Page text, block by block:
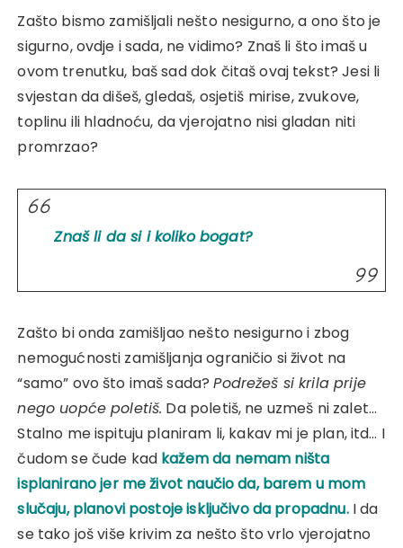
Zašto bismo zamišljali nešto nesigurno, a ono što je
sigurno, ovdje i sada, ne vidimo? Znaš li što imaš u
ovom trenutku, baš sad dok čitaš ovaj tekst? Jesi li
svjestan da dišeš, gledaš, osjetiš mirise, zvukove,
toplinu ili hladnoću, da vjerojatno nisi gladan niti
promrzao?
Znaš li da si i koliko bogat?
Zašto bi onda zamišljao nešto nesigurno i zbog
nemogućnosti zamišljanja ograničio si život na
“samo” ovo što imaš sada?Podrežeš si krila prije
nego uopće poletiš. Da poletiš, ne uzmeš ni zalet…
Stalno me ispituju planiram li, kakav mi je plan, itd… I
čudom se čude kad kažem da nemam ništa
isplanirano jer me život naučio da, barem u mom
slučaju, planovi postoje isključivo da propadnu.I da
se tako još više krivim za nešto što vrlo vjerojatno